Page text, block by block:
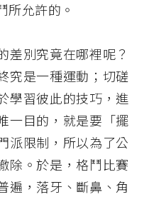
所允許的。
差別究竟在哪裡呢？
究是一種運動；切磋
學習彼此的技巧，進
一目的，就是要「擺
派限制，所以為了公
除。於是，格鬥比賽
遍，落牙、斷鼻、角